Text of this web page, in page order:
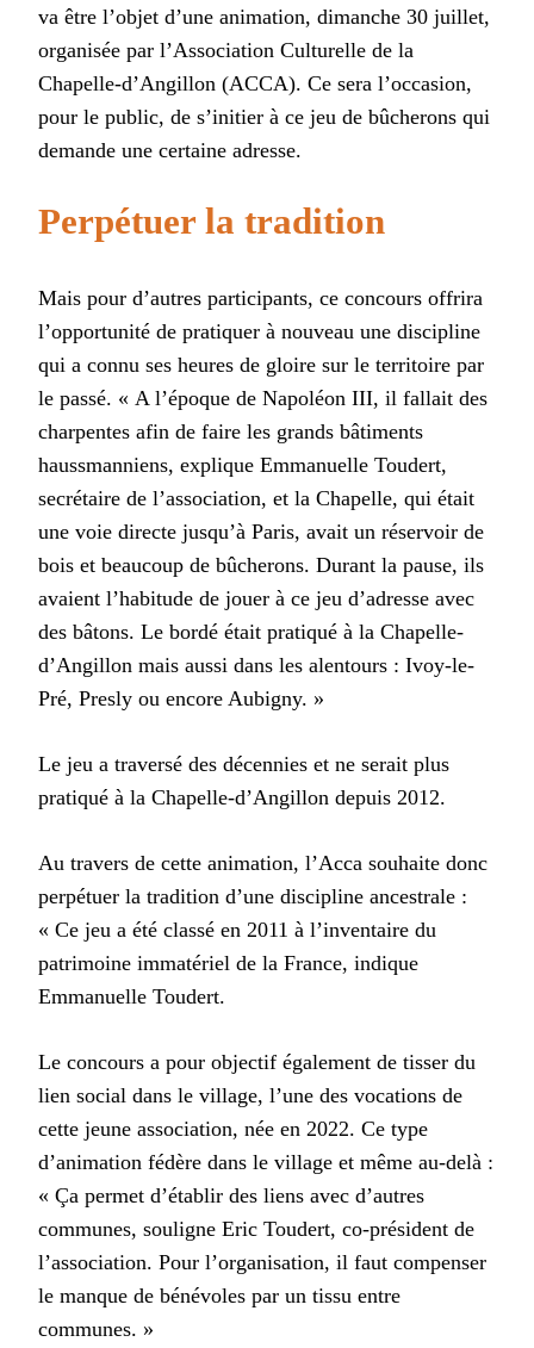
va être l’objet d’une animation, dimanche 30 juillet,
organisée par l’Association Culturelle de la
Chapelle-d’Angillon (ACCA). Ce sera l’occasion,
pour le public, de s’initier à ce jeu de bûcherons qui
demande une certaine adresse.
Perpétuer la tradition
Mais pour d’autres participants, ce concours offrira
l’opportunité de pratiquer à nouveau une discipline
qui a connu ses heures de gloire sur le territoire par
le passé. « A l’époque de Napoléon III, il fallait des
charpentes afin de faire les grands bâtiments
haussmanniens, explique Emmanuelle Toudert,
secrétaire de l’association, et la Chapelle, qui était
une voie directe jusqu’à Paris, avait un réservoir de
bois et beaucoup de bûcherons. Durant la pause, ils
avaient l’habitude de jouer à ce jeu d’adresse avec
des bâtons. Le bordé était pratiqué à la Chapelle-
d’Angillon mais aussi dans les alentours : Ivoy-le-
Pré, Presly ou encore Aubigny. »
Le jeu a traversé des décennies et ne serait plus
pratiqué à la Chapelle-d’Angillon depuis 2012.
Au travers de cette animation, l’Acca souhaite donc
perpétuer la tradition d’une discipline ancestrale :
« Ce jeu a été classé en 2011 à l’inventaire du
patrimoine immatériel de la France, indique
Emmanuelle Toudert.
Le concours a pour objectif également de tisser du
lien social dans le village, l’une des vocations de
cette jeune association, née en 2022. Ce type
d’animation fédère dans le village et même au-delà :
« Ça permet d’établir des liens avec d’autres
communes, souligne Eric Toudert, co-président de
l’association. Pour l’organisation, il faut compenser
le manque de bénévoles par un tissu entre
communes. »